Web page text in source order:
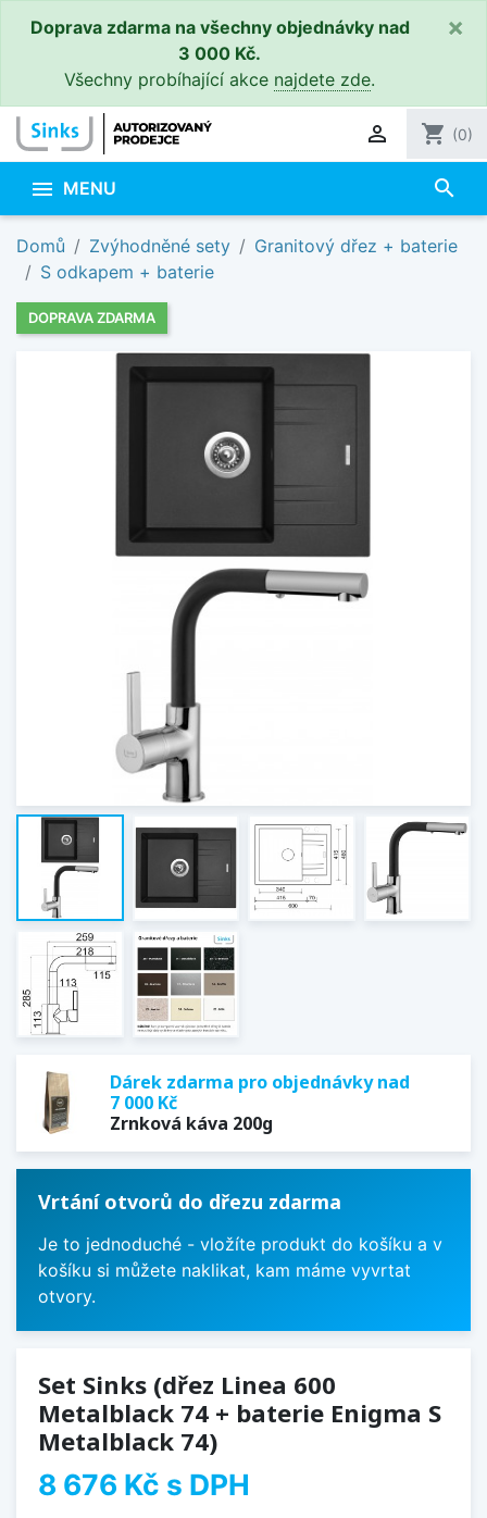
Doprava zdarma na všechny objednávky nad
3 000 Kč.
Všechny probíhající akce najdete zde.
×
 shopping_cart (0)
 MENU search
Domů Zvýhodněné sety
Granitový dřez + baterie
S odkapem + baterie
DOPRAVA ZDARMA
Dárek zdarma pro objednávky nad
7 000 Kč
Zrnková káva 200g
Vrtání otvorů do dřezu zdarma
Je to jednoduché - vložíte produkt do košíku a v
košíku si můžete naklikat, kam máme vyvrtat
otvory.
Set Sinks (dřez Linea 600
Metalblack 74 + baterie Enigma S
Metalblack 74)
8 676 Kč s DPH